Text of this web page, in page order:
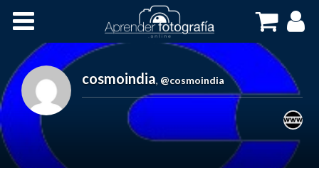
Cursos OnLine
cosmoindia, @cosmoindia